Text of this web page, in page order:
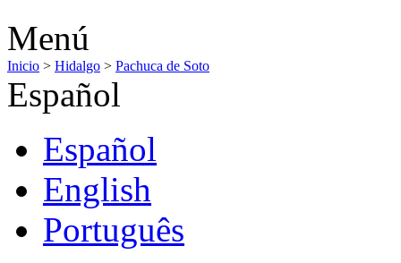
Menú
Inicio > Hidalgo > Pachuca de Soto
Español
Español
English
Português